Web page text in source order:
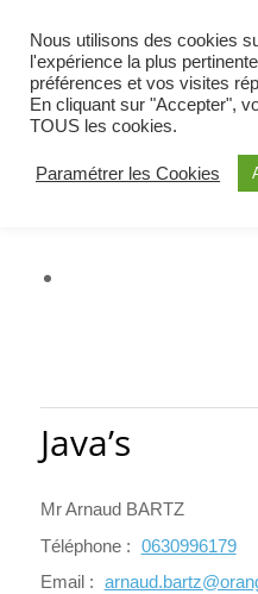
BIENVENUE À
COMMUNE DE MOSELLE EST
ALERTE
Java’s
Mr Arnaud BARTZ
Téléphone : 0630996179
Email :
Nous utilisons des cookies
l'expérience la plus
préférences et vos visites
En cliquant sur "Accepter",
TOUS les cookies.
Paramétrer les Cookies